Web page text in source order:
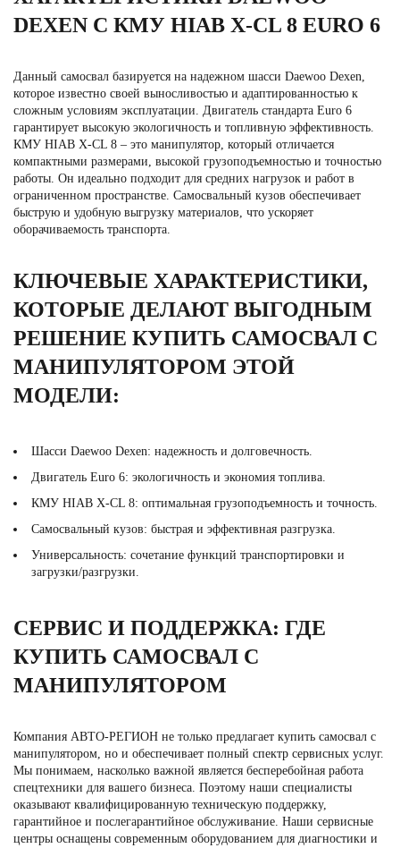
DEXEN С КМУ HIAB X-CL 8 EURO 6
Данный самосвал базируется на надежном шасси Daewoo Dexen,
которое известно своей выносливостью и адаптированностью к
сложным условиям эксплуатации. Двигатель стандарта Euro 6
гарантирует высокую экологичность и топливную эффективность.
КМУ HIAB X-CL 8 – это манипулятор, который отличается
компактными размерами, высокой грузоподъемностью и точностью
работы. Он идеально подходит для средних нагрузок и работ в
ограниченном пространстве. Самосвальный кузов обеспечивает
быструю и удобную выгрузку материалов, что ускоряет
оборачиваемость транспорта.
КЛЮЧЕВЫЕ ХАРАКТЕРИСТИКИ,
КОТОРЫЕ ДЕЛАЮТ ВЫГОДНЫМ
РЕШЕНИЕ КУПИТЬ САМОСВАЛ С
МАНИПУЛЯТОРОМ ЭТОЙ
МОДЕЛИ:
Шасси Daewoo Dexen: надежность и долговечность.
Двигатель Euro 6: экологичность и экономия топлива.
КМУ HIAB X-CL 8: оптимальная грузоподъемность и точность.
Самосвальный кузов: быстрая и эффективная разгрузка.
Универсальность: сочетание функций транспортировки и
загрузки/разгрузки.
СЕРВИС И ПОДДЕРЖКА: ГДЕ
КУПИТЬ САМОСВАЛ С
МАНИПУЛЯТОРОМ
Компания АВТО-РЕГИОН не только предлагает купить самосвал с
манипулятором, но и обеспечивает полный спектр сервисных услуг.
Мы понимаем, насколько важной является бесперебойная работа
спецтехники для вашего бизнеса. Поэтому наши специалисты
оказывают квалифицированную техническую поддержку,
гарантийное и послегарантийное обслуживание. Наши сервисные
центры оснащены современным оборудованием для диагностики и